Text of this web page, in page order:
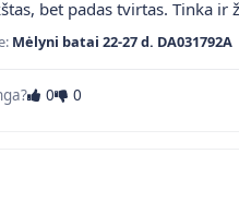
bet padas tvirtas. Tinka
Mėlyni batai 22-27 d. DA031792A
0 0